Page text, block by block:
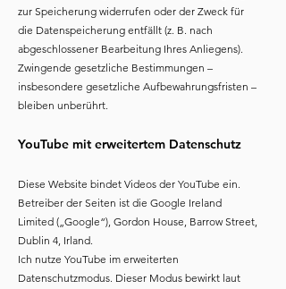
zur Speicherung widerrufen oder der Zweck für
die Datenspeicherung entfällt (z. B. nach
abgeschlossener Bearbeitung Ihres Anliegens).
Zwingende gesetzliche Bestimmungen –
insbesondere gesetzliche Aufbewahrungsfristen –
bleiben unberührt.
YouTube mit erweitertem Datenschutz
Diese Website bindet Videos der YouTube ein.
Betreiber der Seiten ist die Google Ireland
Limited („Google“), Gordon House, Barrow Street,
Dublin 4, Irland.
Ich nutze YouTube im erweiterten
Datenschutzmodus. Dieser Modus bewirkt laut